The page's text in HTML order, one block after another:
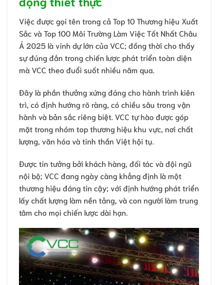
Việc được gọi tên trong cả Top 10 Thương hiệu Xuất
Sắc và Top 100 Môi Trường Làm Việc Tốt Nhất Châu
Á 2025 là vinh dự lớn của VCC; đồng thời cho thấy
sự đúng đắn trong chiến lược phát triển toàn diện
mà VCC theo đuổi suốt nhiều năm qua.
Đây là phần thưởng xứng đáng cho hành trình kiên
trì, có định hướng rõ ràng, có chiều sâu trong vận
hành và bản sắc riêng biệt. VCC tự hào được góp
mặt trong nhóm top thương hiệu khu vực, nơi chất
lượng, văn hóa và tinh thần Việt hội tụ.
Được tin tưởng bởi khách hàng, đối tác và đội ngũ
nội bộ; VCC đang ngày càng khẳng định là một
thương hiệu đáng tin cậy; với định hướng phát triển
lấy chất lượng làm nền tảng, và con người làm trung
tâm cho mọi chiến lược dài hạn.